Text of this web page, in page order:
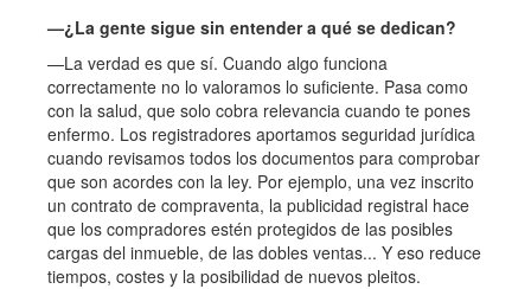
—¿La gente sigue sin entender a qué se dedican?
—La verdad es que sí. Cuando algo funciona
correctamente no lo valoramos lo suficiente. Pasa como
con la salud, que solo cobra relevancia cuando te pones
enfermo. Los registradores aportamos seguridad jurídica
cuando revisamos todos los documentos para comprobar
que son acordes con la ley. Por ejemplo, una vez inscrito
un contrato de compraventa, la publicidad registral hace
que los compradores estén protegidos de las posibles
cargas del inmueble, de las dobles ventas... Y eso reduce
tiempos, costes y la posibilidad de nuevos pleitos.